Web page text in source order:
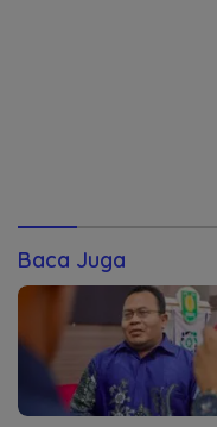
Baca Juga